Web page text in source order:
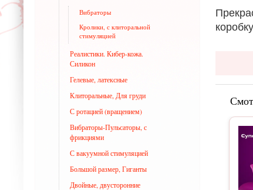
коробку
Вибраторы
Кролики, с клиторальной
стимуляцией
Реалистики. Кибер-кожа.
Силикон
Гелевые, латексные
Клиторальные, Для груди
С ротацией (вращением)
Вибраторы-Пульсаторы, с
фрикциями
С вакуумной стимуляцией
Большой размер, Гиганты
Двойные, двусторонние